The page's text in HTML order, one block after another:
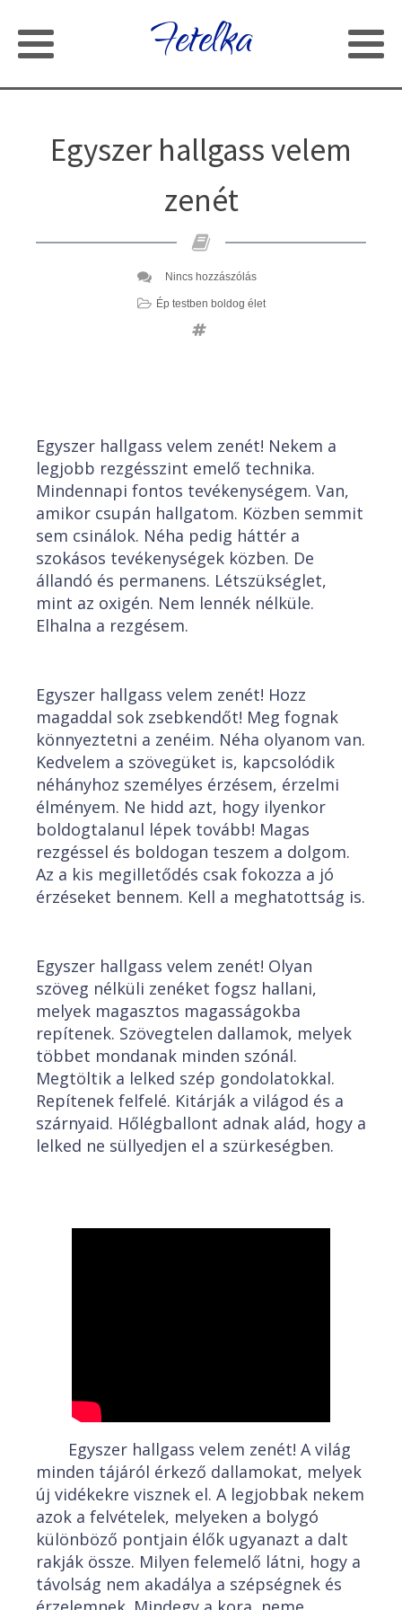
Fetelka
Egyszer hallgass velem
zenét
Nincs hozzászólás
Ép testben boldog élet
Egyszer hallgass velem zenét! Nekem a
legjobb rezgésszint emelő technika.
Mindennapi fontos tevékenységem. Van,
amikor csupán hallgatom. Közben semmit
sem csinálok. Néha pedig háttér a
szokásos tevékenységek közben. De
állandó és permanens. Létszükséglet,
mint az oxigén. Nem lennék nélküle.
Elhalna a rezgésem.
Egyszer hallgass velem zenét! Hozz
magaddal sok zsebkendőt! Meg fognak
könnyeztetni a zenéim. Néha olyanom van.
Kedvelem a szövegüket is, kapcsolódik
néhányhoz személyes érzésem, érzelmi
élményem. Ne hidd azt, hogy ilyenkor
boldogtalanul lépek tovább! Magas
rezgéssel és boldogan teszem a dolgom.
Az a kis megilletődés csak fokozza a jó
érzéseket bennem. Kell a meghatottság is.
Egyszer hallgass velem zenét! Olyan
szöveg nélküli zenéket fogsz hallani,
melyek magasztos magasságokba
repítenek. Szövegtelen dallamok, melyek
többet mondanak minden szónál.
Megtöltik a lelked szép gondolatokkal.
Repítenek felfelé. Kitárják a világod és a
szárnyaid. Hőlégballont adnak alád, hogy a
lelked ne süllyedjen el a szürkeségben.
Egyszer hallgass velem zenét! A világ
minden tájáról érkező dallamokat, melyek
új vidékekre visznek el. A legjobbak nekem
azok a felvételek, melyeken a bolygó
különböző pontjain élők ugyanazt a dalt
rakják össze. Milyen felemelő látni, hogy a
távolság nem akadálya a szépségnek és